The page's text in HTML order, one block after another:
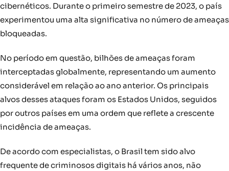
cibernéticos. Durante o primeiro semestre de 2023, o país
experimentou uma alta significativa no número de ameaças
bloqueadas.
No período em questão, bilhões de ameaças foram
interceptadas globalmente, representando um aumento
considerável em relação ao ano anterior. Os principais
alvos desses ataques foram os Estados Unidos, seguidos
por outros países em uma ordem que reflete a crescente
incidência de ameaças.
De acordo com especialistas, o Brasil tem sido alvo
frequente de criminosos digitais há vários anos, não